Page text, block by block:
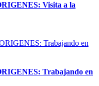
Visita a la
Trabajando en